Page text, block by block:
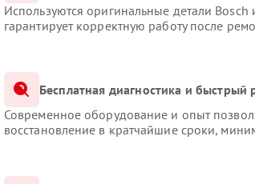
Используются оригинальные детали
гарантирует корректную работу после
Бесплатная диагностика и быстрый
Современное оборудование и опыт
восстановление в кратчайшие сроки,